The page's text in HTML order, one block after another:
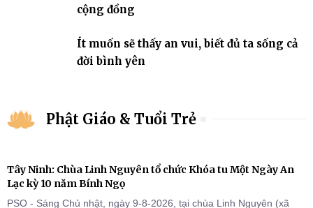
cộng đồng
Ít muốn sẽ thấy an vui, biết đủ ta sống cả
đời bình yên
Phật Giáo & Tuổi Trẻ
Tây Ninh: Chùa Linh Nguyên tổ chức Khóa tu Một Ngày An
Lạc kỳ 10 năm Bính Ngọ
PSO - Sáng Chủ nhật, ngày 9-8-2026, tại chùa Linh Nguyên (xã